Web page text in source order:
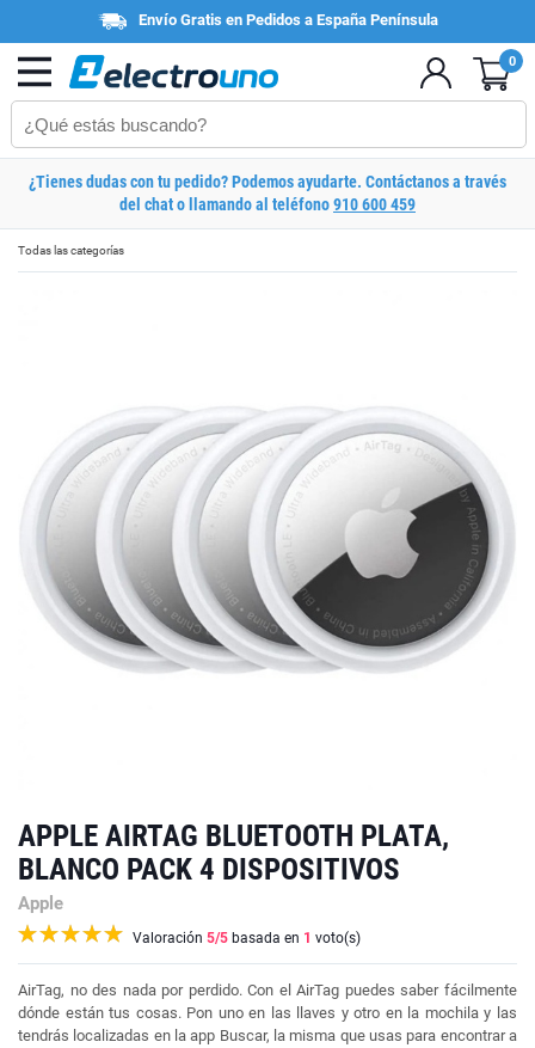
Envío Gratis en Pedidos a España Península
0
¿Tienes dudas con tu pedido? Podemos ayudarte. Contáctanos a través
del chat o llamando al teléfono910 600 459
Todas las categorías
APPLE AIRTAG BLUETOOTH PLATA,
BLANCO PACK 4 DISPOSITIVOS
Apple
Valoración 5/5 basada en 1 voto(s)
AirTag, no des nada por perdido. Con el AirTag puedes saber fácilmente
dónde están tus cosas. Pon uno en las llaves y otro en la mochila y las
tendrás localizadas en la app Buscar, la misma que usas para encontrar a